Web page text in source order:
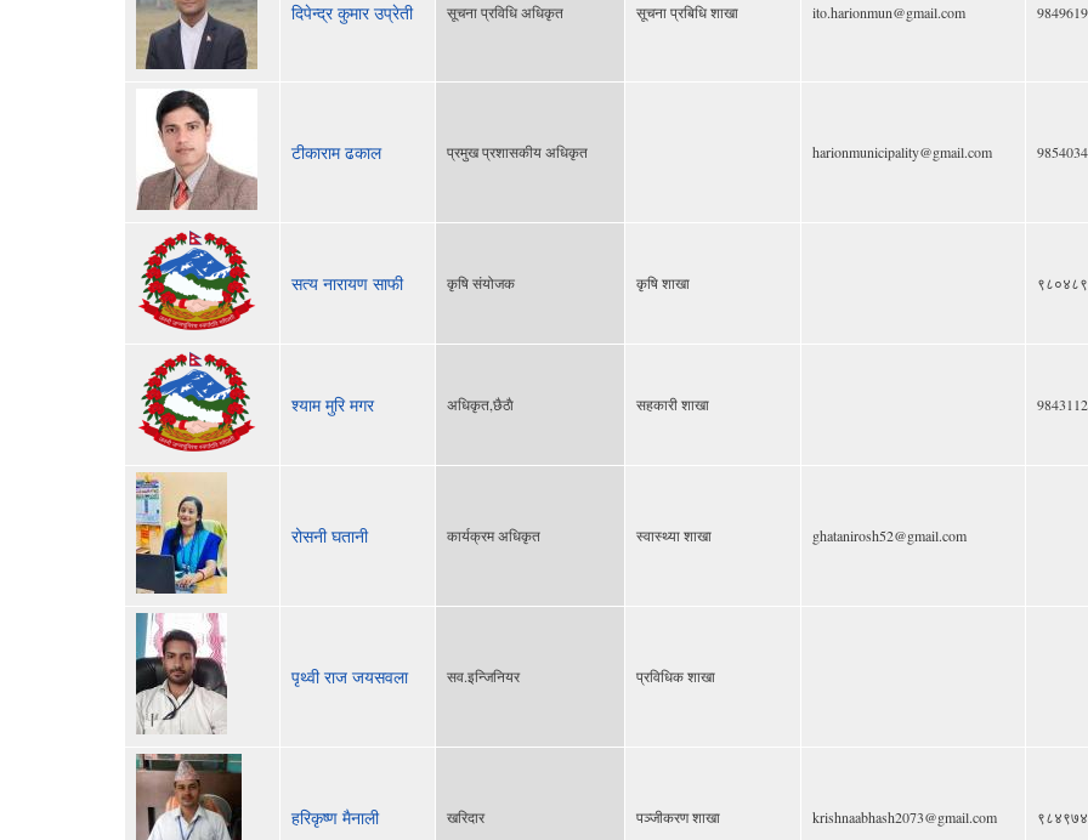
दिपेन्द्र कुमार उप्रेती सूचना प्रविधि अधिकृत सूचना प्रबिधि शाखा ito.harionmun@gmail.com
टीकाराम ढकाल प्रमुख प्रशासकीय अधिकृत harionmunicipality@gmail.com
सत्य नारायण साफी कृषि संयोजक कृषि शाखा
श्याम मुरि मगर अधिकृत,छैठाै सहकारी शाखा
रोसनी घतानी कार्यक्रम अधिकृत स्वास्थ्या शाखा ghatanirosh52@gmail.com
पृथ्वी राज जयसवला सव.इन्जिनियर प्रविधिक शाखा
हरिकृष्ण मैनाली खरिदार पञ्जीकरण शाखा krishnaabhash2073@gmail.com